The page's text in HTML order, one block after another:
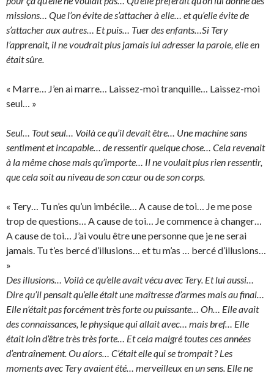
missions… Que l’on évite de s’attacher à elle… et qu’elle évite de
s’attacher aux autres… Et puis… Tuer des enfants…Si Tery
l’apprenait, il ne voudrait plus jamais lui adresser la parole, elle en
était sûre.
« Marre… J’en ai marre… Laissez-moi tranquille… Laissez-moi
seul… »
Seul… Tout seul… Voilà ce qu’il devait être… Une machine sans
sentiment et incapable… de ressentir quelque chose… Cela revenait
à la même chose mais qu’importe… Il ne voulait plus rien ressentir,
que cela soit au niveau de son cœur ou de son corps.
« Tery… Tu n’es qu’un imbécile… A cause de toi… Je me pose
trop de questions… A cause de toi… Je commence à changer…
A cause de toi… J’ai voulu être une personne que je ne serai
jamais. Tu t’es bercé d’illusions… et tu m’as … bercé d’illusions…
»
Des illusions… Voilà ce qu’elle avait vécu avec Tery. Et lui aussi…
Dire qu’il pensait qu’elle était une maîtresse d’armes mais au final…
Elle n’était pas forcément très forte ou puissante… Oh… Elle avait
des connaissances, le physique qui allait avec… mais bref… Elle
était loin d’être très très forte… Et cela malgré toutes ces années
d’entraînement. Ou alors… C’était elle qui se trompait ? Les
moments avec Tery avaient été… merveilleux en un sens. Elle ne